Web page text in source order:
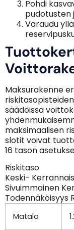
Pohdi
pudotusten
Varaudu
Maksurakenne
säädöissä
maksimaalisen
slotit voivat
16 tason
Riskitaso
Keski-
Sivuimmainen
Todennäköisyys
Matala